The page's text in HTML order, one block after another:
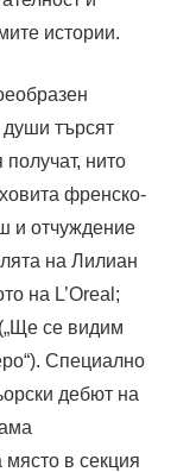
истории.
души търсят
нито
френско-
и отчуждение
на Лилиан
на L’Oreal;
се видим
Специално
дебют на
в секция